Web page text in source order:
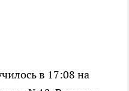
в 17:08 на